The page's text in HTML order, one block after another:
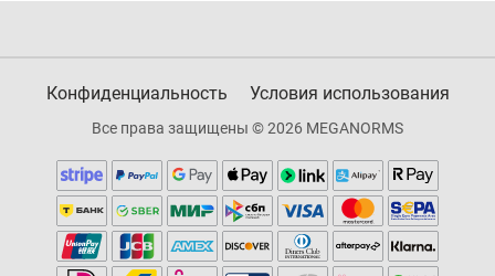
Конфиденциальность Условия использования
Все права защищены © 2026 MEGANORMS